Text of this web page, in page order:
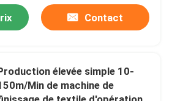
Contact
élevée simple 10-
Min de machine de